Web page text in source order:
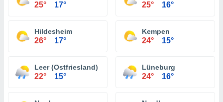
25° 17° 25° 16°
Hildesheim
26° 17°
Kempen
24° 15°
Leer (Ostfriesland)
22° 15°
Lüneburg
24° 16°